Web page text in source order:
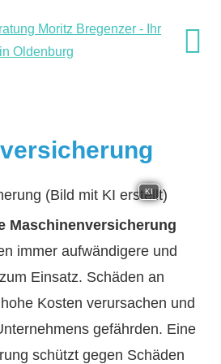
KI
Maschinenversicherung
immer aufwändigere und
Einsatz. Schäden an
Kosten verursachen und
gefährden. Eine
schützt gegen Schäden